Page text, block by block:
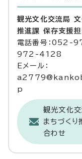
観光文化交流局 文
推進課 保存支援担
電話番号：052-
972-4128
Eメール：
p
観光文化
まちづく
合わせ